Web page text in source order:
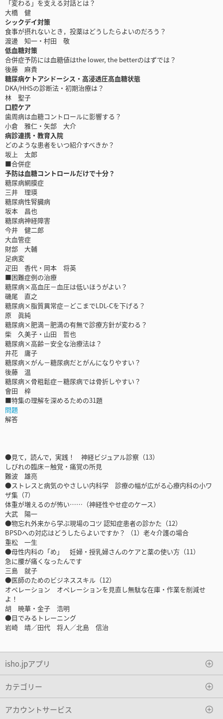
「変わる」を支える対話とは？
大橋 健
シックデイ対策
食事が摂れないとき，投薬はどうしたらよいのだろう？
渡邊 知一・村田 敬
低血糖対策
合併症予防には血糖値はthe lower, the betterのはずでは？
後藤 麻貴
糖尿病ケトアシドーシス・高浸透圧高血糖状態
DKA/HHSの診断法・初期治療は？
林 聖子
口腔ケア
歯周病は血糖コントロールに影響する？
小倉 雅仁・矢部 大介
病診連携・教育入院
どのような患者をいつ紹介すべきか？
坂上 太郎
■合併症
予防は血糖コントロールだけで十分？
糖尿病網膜症
三井 理瑛
糖尿病性腎臓病
坂本 昌也
糖尿病神経障害
今井 健二郎
大血管症
財部 大輔
足病変
疋田 香代・岡本 将英
■困難症例の治療
糖尿病×高血圧－血圧は低いほうがよい？
磯尾 直之
糖尿病×脂質異常症－どこまでLDL-Cを下げる？
原 眞純
糖尿病×肥満－肥満の有無で診療方針が変わる？
柴 久美子・山田 哲也
糖尿病×高齢－安全な治療法は？
井花 庸子
糖尿病×がん－糖尿病だとがんになりやすい？
後藤 温
糖尿病×骨粗鬆症－糖尿病では骨折しやすい？
會田 梓
■特集の理解を深めるための31題
問題
解答
●見て，読んで，実践！ 神経ビジュアル診察（13）
しびれの臨床－触覚・痛覚の所見
難波 雄亮
●ストレスと病気のやさしい内科学 診療の幅が広がる心療内科の小ワ
ザ集（7）
体重が増えるのが怖い……（神経性やせ症のケース）
大武 陽一
●物忘れ外来から学ぶ現場のコツ 認知症患者の診かた（12）
BPSDへの対応はどうしたらよいですか？ （1）老々介護の場合
重松 一生
●母性内科の「め」 妊婦・授乳婦さんのケアと薬の使い方（11）
急に腰が痛くなったんです
三島 就子
●医師のためのビジネススキル（12）
オペレーション オペレーションを見直し無駄な在庫・作業を削減せ
よ！
胡 暁華・金子 浩明
●目でみるトレーニング
岩崎 靖／田代 将人／北島 信治
isho.jpアプリ
カテゴリー
アカウントサービス